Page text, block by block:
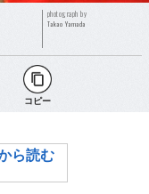
photograph by
Takao Yamada
コピー
ら読む